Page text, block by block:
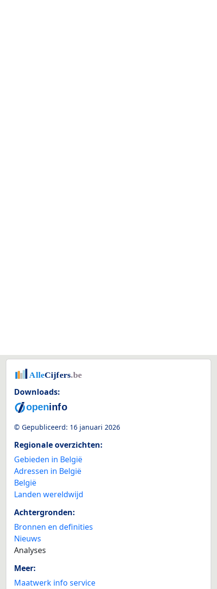
Downloads:
© Gepubliceerd: 16 januari 2026
Regionale overzichten:
Gebieden in België
Adressen in België
België
Landen wereldwijd
Achtergronden:
Bronnen en definities
Nieuws
Analyses
Meer:
Maatwerk info service